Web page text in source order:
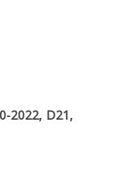
2022, D21,